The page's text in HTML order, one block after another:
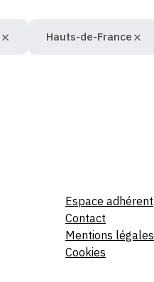
Hauts-de-France
Espace adhérent
Contact
Mentions légales
Cookies